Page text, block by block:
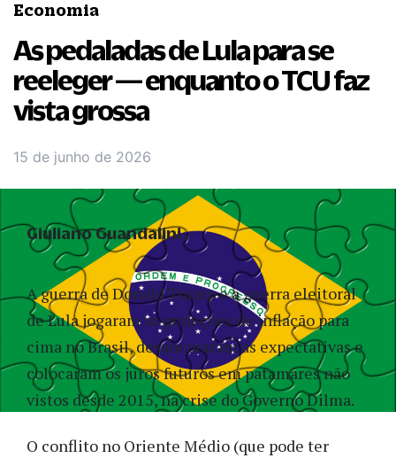
Economia
As pedaladas de Lula para se
reeleger — enquanto o TCU faz
vista grossa
15 de junho de 2026
A guerra de Donald Trump e a guerra eleitoral
de Lula jogaram as projeções de inflação para
cima no Brasil, desancoraram as expectativas e
colocaram os juros futuros em patamares não
vistos desde 2015, na crise do Governo Dilma.
O conflito no Oriente Médio (que pode ter
Giuliano Guandalini